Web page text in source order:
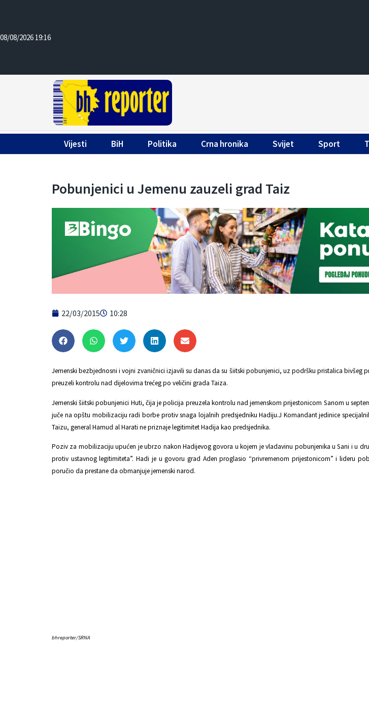
08/08/2026 19:16
Vijesti BiH Politika Crna hronika Svijet Sport
Pobunjenici u Jemenu zauzeli grad Taiz
22/03/2015 10:28
Jemenski bezbjednosni i vojni zvaničnici izjavili su danas da su šiitski pobunjenici, uz podršku pristalica bivšeg
preuzeli kontrolu nad dijelovima trećeg po veličini grada Taiza.
Jemenski šiitski pobunjenici Huti, čija je policija preuzela kontrolu nad jemenskom prijestonicom Sanom u
juče na opštu mobilizaciju radi borbe protiv snaga lojalnih predsjedniku Hadiju.J Komandant jedinice
Taizu, general Hamud al Harati ne priznaje legitimitet Hadija kao predsjednika.
Poziv za mobilizaciju upućen je ubrzo nakon Hadijevog govora u kojem je vladavinu pobunjenika u Sani i u
protiv ustavnog legitimiteta”. Hadi je u govoru grad Aden proglasio “privremenom prijestonicom” i lideru
poručio da prestane da obmanjuje jemenski narod.
bhreporter/SRNA